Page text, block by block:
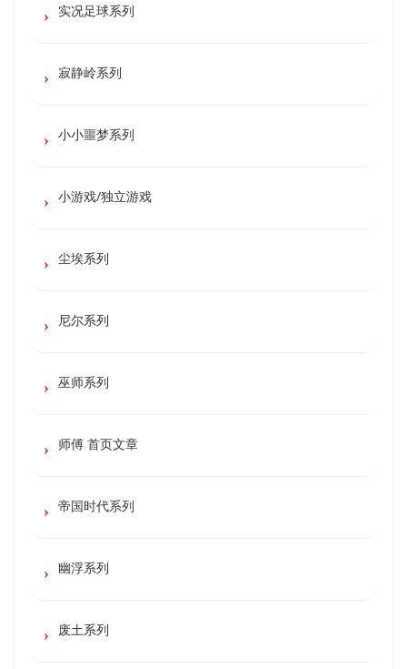
实况足球系列
寂静岭系列
小小噩梦系列
小游戏/独立游戏
尘埃系列
尼尔系列
巫师系列
师傅 首页文章
帝国时代系列
幽浮系列
废土系列